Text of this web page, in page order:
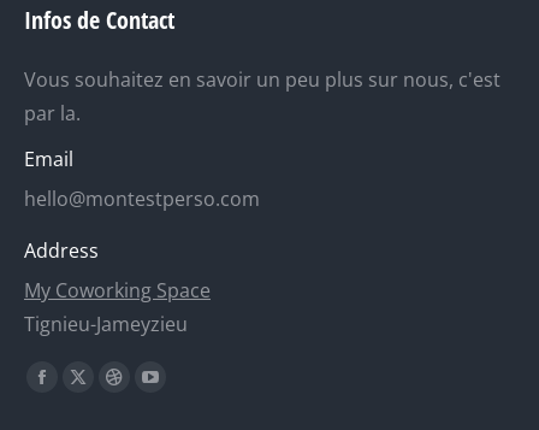
Infos de Contact
Vous souhaitez en savoir un peu plus sur nous, c'est
par la.
Email
hello@montestperso.com
Address
My Coworking Space
Tignieu-Jameyzieu
Trouvez nous sur :
La
La
La
La